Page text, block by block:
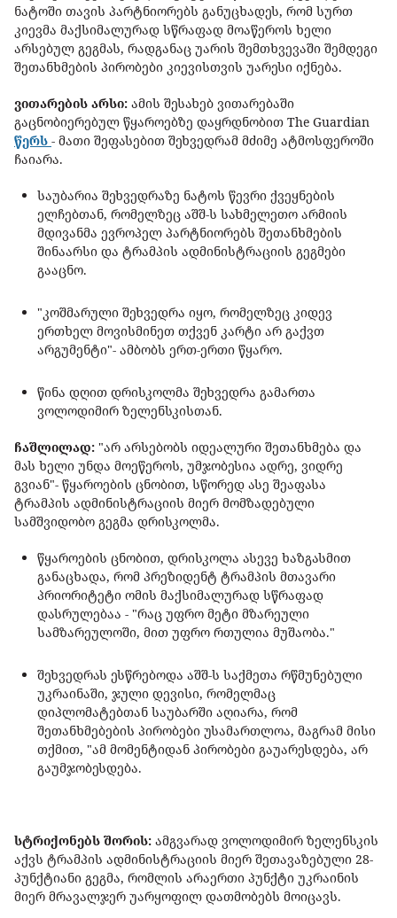
ნატოში თავის პარტნიორებს განუცხადეს, რომ სურთ
კიევმა მაქსიმალურად სწრაფად მოაწეროს ხელი
არსებულ გეგმას, რადგანაც უარის შემთხვევაში შემდეგი
შეთანხმების პირობები კიევისთვის უარესი იქნება.
ვითარების არსი: ამის შესახებ ვითარებაში
გაცნობიერებულ წყაროებზე დაყრდნობით The Guardian
წერს - მათი შეფასებით შეხვედრამ მძიმე ატმოსფეროში
ჩაიარა.
საუბარია შეხვედრაზე ნატოს წევრი ქვეყნების
ელჩებთან, რომელზეც აშშ-ს სახმელეთო არმიის
მდივანმა ევროპელ პარტნიორებს შეთანხმების
შინაარსი და ტრამპის ადმინისტრაციის გეგმები
გააცნო.
"კოშმარული შეხვედრა იყო, რომელზეც კიდევ
ერთხელ მოვისმინეთ თქვენ კარტი არ გაქვთ
არგუმენტი"- ამბობს ერთ-ერთი წყარო.
წინა დღით დრისკოლმა შეხვედრა გამართა
ვოლოდიმირ ზელენსკისთან.
ჩაშლილად: "არ არსებობს იდეალური შეთანხმება და
მას ხელი უნდა მოეწეროს, უმჯობესია ადრე, ვიდრე
გვიან"- წყაროების ცნობით, სწორედ ასე შეაფასა
ტრამპის ადმინისტრაციის მიერ მომზადებული
სამშვიდობო გეგმა დრისკოლმა.
წყაროების ცნობით, დრისკოლა ასევე ხაზგასმით
განაცხადა, რომ პრეზიდენტ ტრამპის მთავარი
პრიორიტეტი ომის მაქსიმალურად სწრაფად
დასრულებაა - "რაც უფრო მეტი მზარეული
სამზარეულოში, მით უფრო რთულია მუშაობა."
შეხვედრას ესწრებოდა აშშ-ს საქმეთა რწმუნებული
უკრაინაში, ჯული დევისი, რომელმაც
დიპლომატებთან საუბარში აღიარა, რომ
შეთანხმებების პირობები უსამართლოა, მაგრამ მისი
თქმით, "ამ მომენტიდან პირობები გაუარესდება, არ
გაუმჯობესდება.
სტრიქონებს შორის: ამგვარად ვოლოდიმირ ზელენსკის
აქვს ტრამპის ადმინისტრაციის მიერ შეთავაზებული 28-
პუნქტიანი გეგმა, რომლის არაერთი პუნქტი უკრაინის
მიერ მრავალჯერ უარყოფილ დათმობებს მოიცავს.